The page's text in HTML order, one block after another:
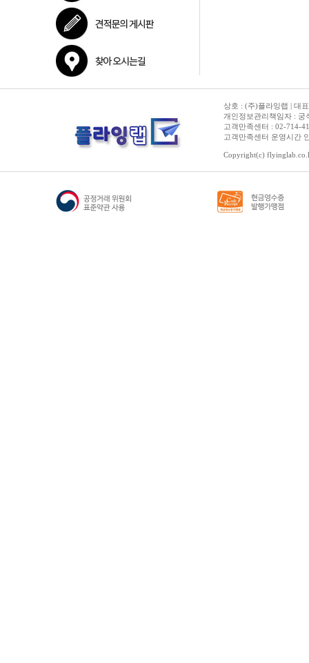
상호 : (주)플라잉랩 | 대
개인정보관리책임자 : 궁
고객만족센터 : 02-714-
고객만족센터 운영시간
Copyright(c)